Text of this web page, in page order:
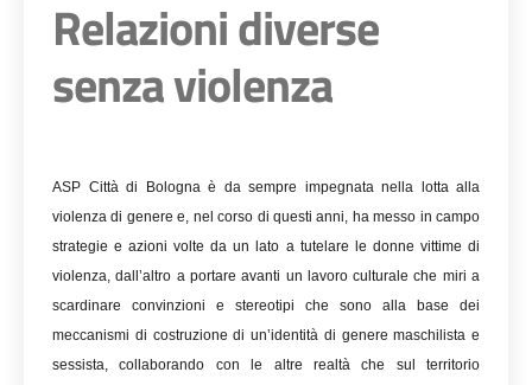
Relazioni diverse
senza violenza
ASP Città di Bologna è da sempre impegnata nella lotta alla
violenza di genere e, nel corso di questi anni, ha messo in campo
strategie e azioni volte da un lato a tutelare le donne vittime di
violenza, dall’altro a portare avanti un lavoro culturale che miri a
scardinare convinzioni e stereotipi che sono alla base dei
meccanismi di costruzione di un’identità di genere maschilista e
sessista, collaborando con le altre realtà che sul territorio